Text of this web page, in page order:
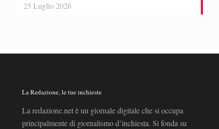
25 Luglio 2026
La Redazione, le tue inchieste
La redazione.net è un giornale digitale che si occupa
principalmente di giornalismo d’inchiesta. Si fonda su